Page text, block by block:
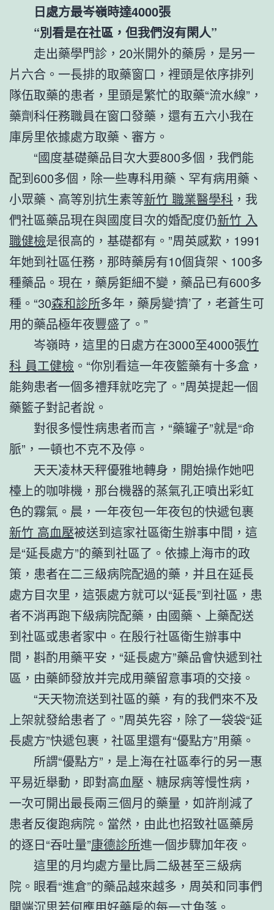
日處方最岑嶺時達4000張
“別看是在社區，但我們沒有閑人”
走出藥學門診，20米開外的藥房，是另一
片六合。一長排的取藥窗口，裡頭是依序排列
隊伍取藥的患者，里頭是繁忙的取藥“流水線”，
藥劑科任務職員在窗口發藥，還有五六小我在
庫房里依據處方取藥、審方。
“國度基礎藥品目次大要800多個，我們能
配到600多個，除一些專科用藥、罕有病用藥、
小眾藥、高等別抗生素等新竹 職業醫學科 ，我
們社區藥品現在與國度目次的婚配度仍新竹 入
職健檢是很高的，基礎都有。”周英感歎，1991
年她到社區任務，那時藥房有10個貨架、100多
種藥品。現在，藥房鉅細不變，藥品已有600多
種。“30森和診所多年，藥房變‘擠’了，老蒼生可
用的藥品極年夜豐盛了。”
岑嶺時，這里的日處方在3000至4000張竹
科 員工健檢 。“你別看這一年夜籃藥有十多盒，
能夠患者一個多禮拜就吃完了。”周英提起一個
藥籃子對記者說。
對很多慢性病患者而言，“藥罐子”就是“命
脈”，一頓也不克不及停。
天天凌林天秤優雅地轉身，開始操作她吧
檯上的咖啡機，那台機器的蒸氣孔正噴出彩虹
色的霧氣。晨，一年夜包一年夜包的快遞包裹
新竹 高血壓被送到這家社區衛生辦事中間，這
是“延長處方”的藥到社區了。依據上海市的政
策，患者在二三級病院配過的藥，并且在延長
處方目次里，這張處方就可以“延長”到社區，患
者不消再跑下級病院配藥，由國藥、上藥配送
到社區或患者家中。在殷行社區衛生辦事中
間，斟酌用藥平安，“延長處方”藥品會快遞到社
區，由藥師發放并完成用藥留意事項的交接。
“天天物流送到社區的藥，有的我們來不及
上架就發給患者了。”周英先容，除了一袋袋“延
長處方”快遞包裹，社區里還有“優點方”用藥。
所謂“優點方”，是上海在社區奉行的另一惠
平易近舉動，即對高血壓、糖尿病等慢性病，
一次可開出最長兩三個月的藥量，如許削減了
患者反復跑病院。當然，由此也招致社區藥房
的逐日“吞吐量”康德診所進一個步驟加年夜。
這里的月均處方量比肩二級甚至三級病
院。眼看“進倉”的藥品越來越多，周英和同事們
開端沉思若何應用好藥房的每一寸角落。